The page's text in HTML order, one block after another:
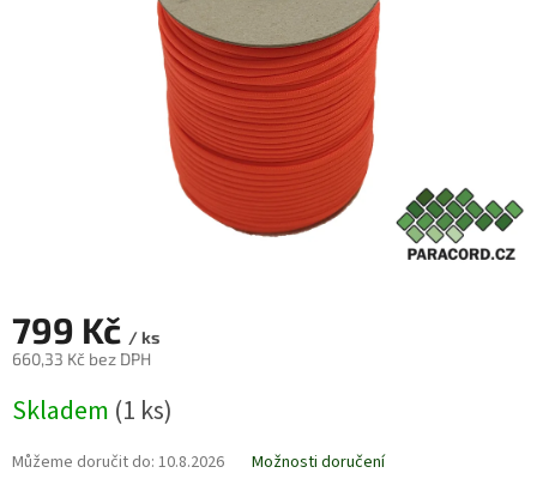
799 Kč / ks
660,33 Kč bez DPH
cena:
Skladem (1 ks)
Můžeme doručit do: 10.8.2026 Možnosti doručení